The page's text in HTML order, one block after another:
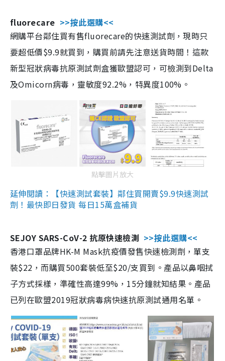
fluorecare >>按此選購<<
網購平台鄰住買有售fluorecare的快速測試劑，現時只
要超低價$9.9就買到，購買前請先注意送貨時間！這款
新型冠狀病毒抗原測試劑盒獲歐盟認可，可檢測到Delta
及Omicorn病毒，靈敏度92.2%，特異度100%。
點擊圖片放大
延伸閱讀：【快速測試套裝】鄰住買開賣$9.9快速測試
劑！最快即日發貨 每日15萬盒補貨
SEJOY SARS-CoV-2 抗原快速檢測 >>按此選購<<
香港口罩品牌HK-M Mask抗疫價發售快速檢測劑，單支
裝$22，而購買500套裝低至$20/支買到。產品以鼻咽拭
子方式採樣，準確性高達99%，15分鐘就知結果。產品
已列在歐盟2019冠狀病毒病快速抗原測試通用名單。